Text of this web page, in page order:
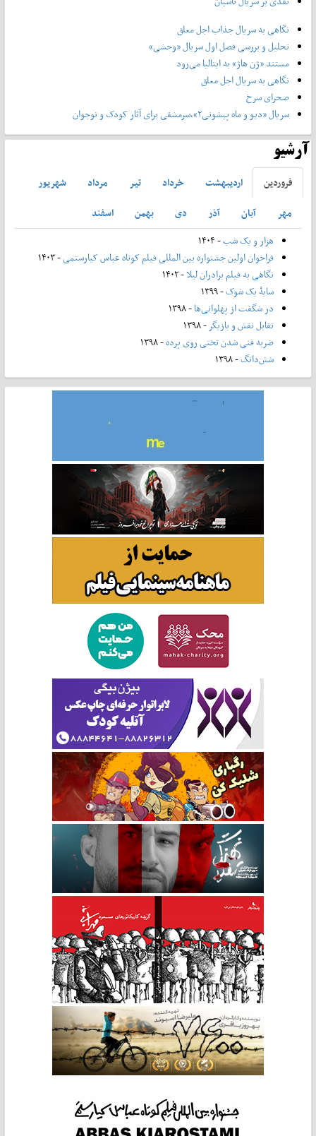
نگاهی به سریال جذاب اجل معلق
تحلیل و بررسی فصل اول سریال «وحشی»
مستند «ژن هاژ» به ایتالیا می‌رود
نگاهی به سریال اجل معلق
صحرای سرخ
سریال «دیو و ماه پیشونی۲»،سرمشقی برای آثار کودک و نوجوان
آرشیو
فروردين ارديبهشت خرداد تير مرداد
شهريور
مهر
آبان آذر دی بهمن
اسفند
هزار و یک شب- ۱۴۰۴
فراخوان اولین جشنواره بین المللی فیلم کوتاه عباس کیارستمی- ۱۴۰۳
نگاهی به فیلم برادران لیلا- ۱۴۰۲
سایۀ یک شوک- ۱۳۹۹
در شگفت از پهلوانی‌ها- ۱۳۹۸
تقابل نقش و بازیگر- ۱۳۹۸
ضربه فنی شدن تختی روی پرده- ۱۳۹۸
شش‌دانگ- ۱۳۹۸